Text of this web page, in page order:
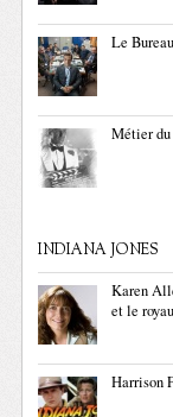
Le
Métier
INDIANA JONES
Karen
et le
Harrison